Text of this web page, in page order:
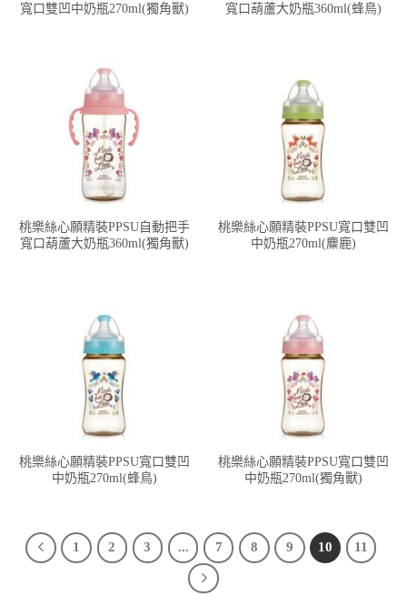
寬口雙凹中奶瓶270ml(獨角獸)
寬口葫蘆大奶瓶360ml(蜂鳥)
桃樂絲心願精裝PPSU自動把手
寬口葫蘆大奶瓶360ml(獨角獸)
桃樂絲心願精裝PPSU寬口雙凹
中奶瓶270ml(麋鹿)
桃樂絲心願精裝PPSU寬口雙凹
中奶瓶270ml(蜂鳥)
桃樂絲心願精裝PPSU寬口雙凹
中奶瓶270ml(獨角獸)
1 2 3 ... 7 8 9 10 11